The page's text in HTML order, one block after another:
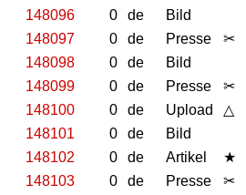
148096
0 de Bild
148097
0 de Presse ✂
148098
0 de Bild
148099
0 de Presse ✂
148100
0 de Upload △
148101
0 de Bild
148102
0 de Artikel ★
148103
0 de Presse ✂